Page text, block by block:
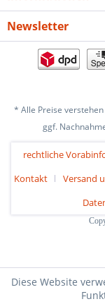
Newsletter
* Alle Preise
ggf.
rechtliche
Kontakt
Versand
Diese Website